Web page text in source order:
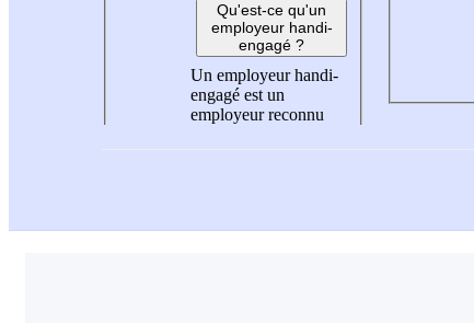
Qu'est-ce qu'un
employeur handi-
engagé ?
Un employeur handi-
engagé est un
employeur reconnu